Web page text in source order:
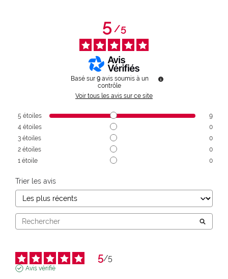
5/5
Basé sur 9 avis soumis à un
contrôle
Voir tous les avis sur ce site
5 étoiles
9
4 étoiles
0
3 étoiles
0
2 étoiles
0
1 étoile 0
Trier les avis
5/5
Avis vérifié